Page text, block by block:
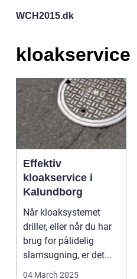
WCH2015.dk
Effektiv
kloakservice i
Kalundborg
Når kloaksystemet
driller, eller når du har
brug for pålidelig
slamsugning, er det...
04 March 2025